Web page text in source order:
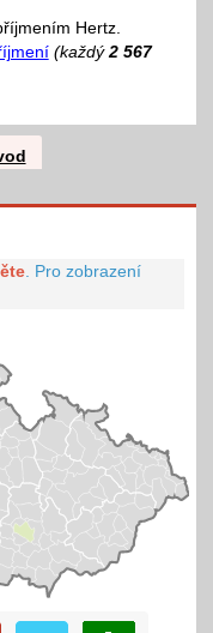
Hertz.
(každý2 567
Pro zobrazení